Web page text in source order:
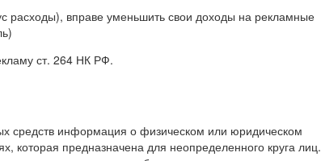
вправе уменьшить свои доходы на рекламные
ст. 264 НК РФ.
информация о физическом или юридическом
которая предназначена для неопределенного круга лиц.